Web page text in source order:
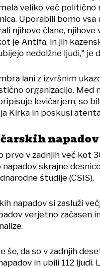
veliko več
Uporabili bomo vsa
njihove člane, njihove
je Antifa, in jih
nedolžne ljudi," je
lani z izvršnim
organizacijo. Med
levičarjem, so
Kirka in poskusi
napadov
prvo v zadnjih več kot
skrajne
študije (CSIS).
napadov si zasluži
verjetno začasen
še, da so v zadnjih
in ubili 112